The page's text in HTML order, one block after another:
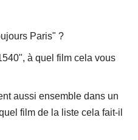
Paris" ?
à quel film cela vous
aussi ensemble dans un
film de la liste cela fait-il